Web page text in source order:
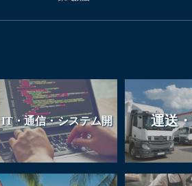
IT・通信・システム開 運送